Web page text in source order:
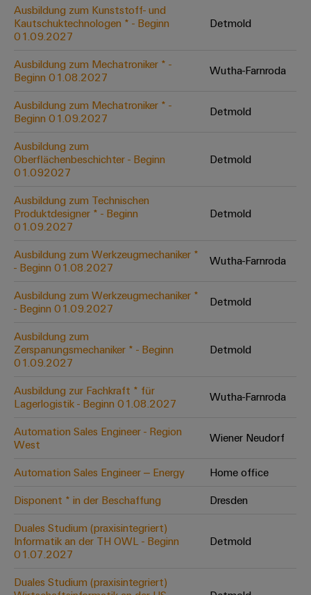
Sicherer
Betrieb
mit
Lösungen
für
Prozessindustrie
Mehr
Ressourceneffizienz
durch
Schaltschrankbau
Lösungen
die
Herausforderungen
Schaltschrankbau
Moderne
und
digitale
für
klimafreundliche
im
Schiffbau
Verbindungslösungen
die
maritime
Industrie
Wasseraufbereitung
Industrial
IoT
Industrial
Security
Industrial
Service
Platform
easyConnect
Regler
Gerätehersteller
Leiterplattensteckverbinder
&
PCB
Services
Equipment
(OEM)
Industrial
Ethernet
Touch-
Panels
Engineering-
Visualisierungstools
Energiemessung
und
Smart
Metering
Weidmüller
AI
Access
&
Services
Industrial
Platform
easyConnect
Werkstatt
&
Digitale
Bestellmöglichkeiten
eShop
OCI-
EDI-
Schnittstelle
ALLE
SERVICES
finden
Solution
Partner
-
Systemintegratoren
Messen
&
Globale
Messen
&
Events
Stellenbörse
Entwicklung
Karriere auf
neues
Distribution
Ausbildung zum Kunststoff- und
Kautschuktechnologen * - Beginn
01.09.2027
Detmold
Ausbildung zum Mechatroniker * -
Beginn 01.08.2027
Wutha-Farnroda
Ausbildung zum Mechatroniker * -
Beginn 01.09.2027
Detmold
Ausbildung zum
Oberflächenbeschichter - Beginn
01.092027
Detmold
Ausbildung zum Technischen
Produktdesigner * - Beginn
01.09.2027
Detmold
Ausbildung zum Werkzeugmechaniker *
- Beginn 01.08.2027
Wutha-Farnroda
Ausbildung zum Werkzeugmechaniker *
- Beginn 01.09.2027
Detmold
Ausbildung zum
Zerspanungsmechaniker * - Beginn
01.09.2027
Detmold
Ausbildung zur Fachkraft * für
Lagerlogistik - Beginn 01.08.2027
Wutha-Farnroda
Automation Sales Engineer - Region
West
Wiener Neudorf
Automation Sales Engineer – Energy
Home office
Disponent * in der Beschaffung
Dresden
Duales Studium (praxisintegriert)
Informatik an der TH OWL - Beginn
01.07.2027
Detmold
Duales Studium (praxisintegriert)